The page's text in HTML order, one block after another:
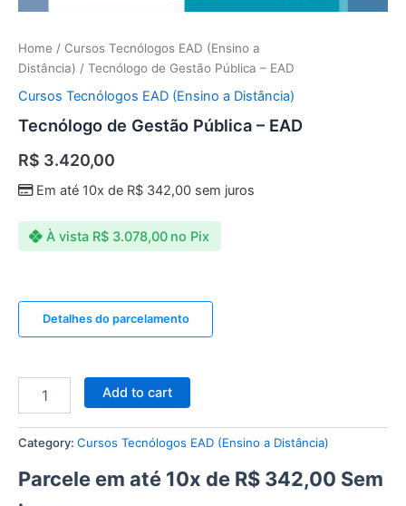
Home / Cursos Tecnólogos EAD (Ensino a
Distância) / Tecnólogo de Gestão Pública – EAD
Cursos Tecnólogos EAD (Ensino a Distância)
Tecnólogo de Gestão Pública – EAD
R$ 3.420,00
Em até 10x de R$342,00sem juros
À vista R$3.078,00 no Pix
Detalhes do parcelamento
Add to cart
Category: Cursos Tecnólogos EAD (Ensino a Distância)
Parcele em até 10x de R$ 342,00 Sem